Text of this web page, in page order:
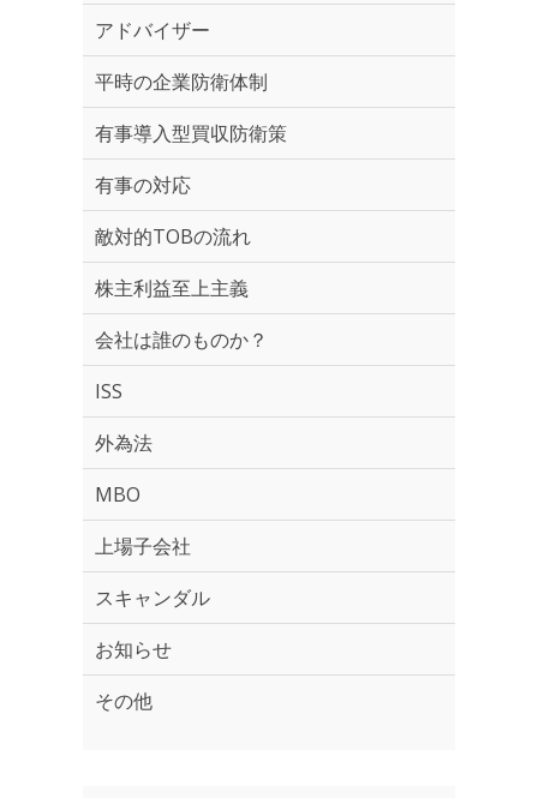
アドバイザー
平時の企業防衛体制
有事導入型買収防衛策
有事の対応
敵対的TOBの流れ
株主利益至上主義
会社は誰のものか？
ISS
外為法
MBO
上場子会社
スキャンダル
お知らせ
その他